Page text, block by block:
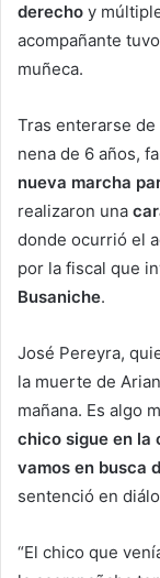
derecho y
acompañante
muñeca.
Tras enterarse
nena de 6 años,
nueva marcha
realizaron una
donde ocurrió el
por la fiscal que
Busaniche.
José Pereyra,
la muerte de
mañana. Es algo
chico sigue en la
vamos en busca
sentenció en
“El chico que